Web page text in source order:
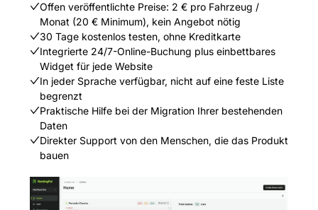
Offen veröffentlichte Preise: 2 € pro Fahrzeug /
Monat (20 € Minimum), kein Angebot nötig
30 Tage kostenlos testen, ohne Kreditkarte
Integrierte 24/7-Online-Buchung plus einbettbares
Widget für jede Website
In jeder Sprache verfügbar, nicht auf eine feste Liste
begrenzt
Praktische Hilfe bei der Migration Ihrer bestehenden
Daten
Direkter Support von den Menschen, die das Produkt
bauen